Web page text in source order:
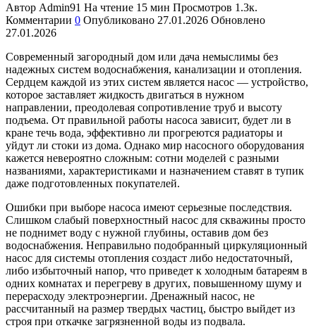
Автор Admin91 На чтение 15 мин Просмотров 1.3к.
Комментарии 0 Опубликовано 27.01.2026 Обновлено
27.01.2026
Современный загородный дом или дача немыслимы без
надежных систем водоснабжения, канализации и отопления.
Сердцем каждой из этих систем является насос — устройство,
которое заставляет жидкость двигаться в нужном
направлении, преодолевая сопротивление труб и высоту
подъема. От правильной работы насоса зависит, будет ли в
кране течь вода, эффективно ли прогреются радиаторы и
уйдут ли стоки из дома. Однако мир насосного оборудования
кажется невероятно сложным: сотни моделей с разными
названиями, характеристиками и назначением ставят в тупик
даже подготовленных покупателей.
Ошибки при выборе насоса имеют серьезные последствия.
Слишком слабый поверхностный насос для скважины просто
не поднимет воду с нужной глубины, оставив дом без
водоснабжения. Неправильно подобранный циркуляционный
насос для системы отопления создаст либо недостаточный,
либо избыточный напор, что приведет к холодным батареям в
одних комнатах и перегреву в других, повышенному шуму и
перерасходу электроэнергии. Дренажный насос, не
рассчитанный на размер твердых частиц, быстро выйдет из
строя при откачке загрязненной воды из подвала.